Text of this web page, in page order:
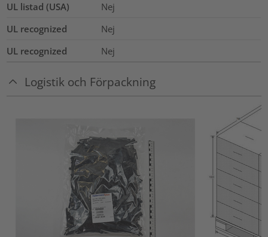
UL listad (USA)
Nej
UL recognized
Nej
UL recognized
Nej
Logistik och Förpackning